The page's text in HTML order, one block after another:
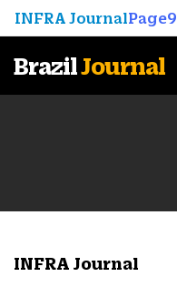
INFRA JournalPage9
BrazilJournal
INFRA Journal